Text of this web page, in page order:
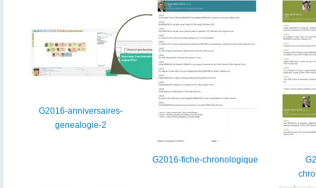
G2016-anniversaires-
genealogie-2
G2016-fiche-chronologique